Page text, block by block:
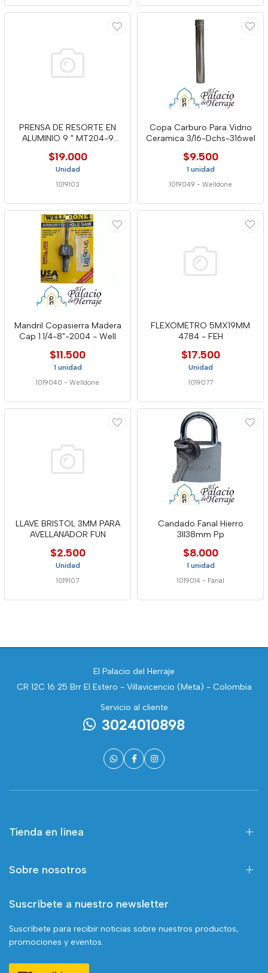
PRENSA DE RESORTE EN
ALUMINIO 9 " MT204-9
$19.000
Unidad
1019103
Copa Carburo Para Vidrio
Ceramica 3/16-Dchs-316wel
$9.500
1 unidad
1019049 - Welldone
Mandril Copasierra Madera
Cap 1.1/4-8"-2004 - Well
$11.500
1 unidad
1019040 - Welldone
FLEXOMETRO 5MX19MM
4784 - FEH
$17.500
Unidad
1019077
LLAVE BRISTOL 3MM PARA
AVELLANADOR FUN
$2.500
Unidad
1019107
Candado Fanal Hierro
3ll38mm Pp
$8.000
1 unidad
1019014 - Fanal
El Palacio del Herraje
CR 12C 16 25 Brr El Estero - Villavicencio (Meta) - Colombia
Servicio al cliente
3024010898
Tienda en línea
Sobre nosotros
Suscríbete a nuestro newsletter
Suscríbete para recibir noticias sobre nuestros productos,
promociones y eventos.